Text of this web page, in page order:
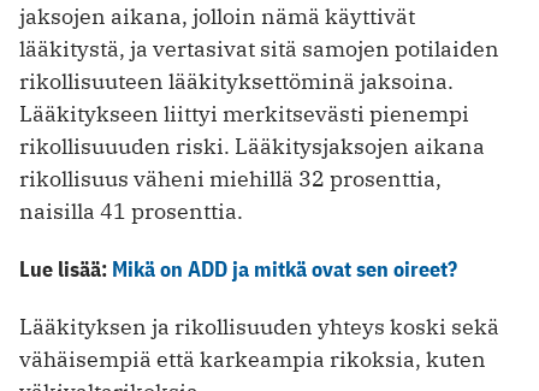
jaksojen aikana, jolloin nämä käyttivät
lääkitystä, ja vertasivat sitä samojen potilaiden
rikollisuuteen lääkityksettöminä jaksoina.
Lääkitykseen liittyi merkitsevästi pienempi
rikollisuuuden riski. Lääkitysjaksojen aikana
rikollisuus väheni miehillä 32 prosenttia,
naisilla 41 prosenttia.
Lue lisää: Mikä on ADD ja mitkä ovat sen oireet?
Lääkityksen ja rikollisuuden yhteys koski sekä
vähäisempiä että karkeampia rikoksia, kuten